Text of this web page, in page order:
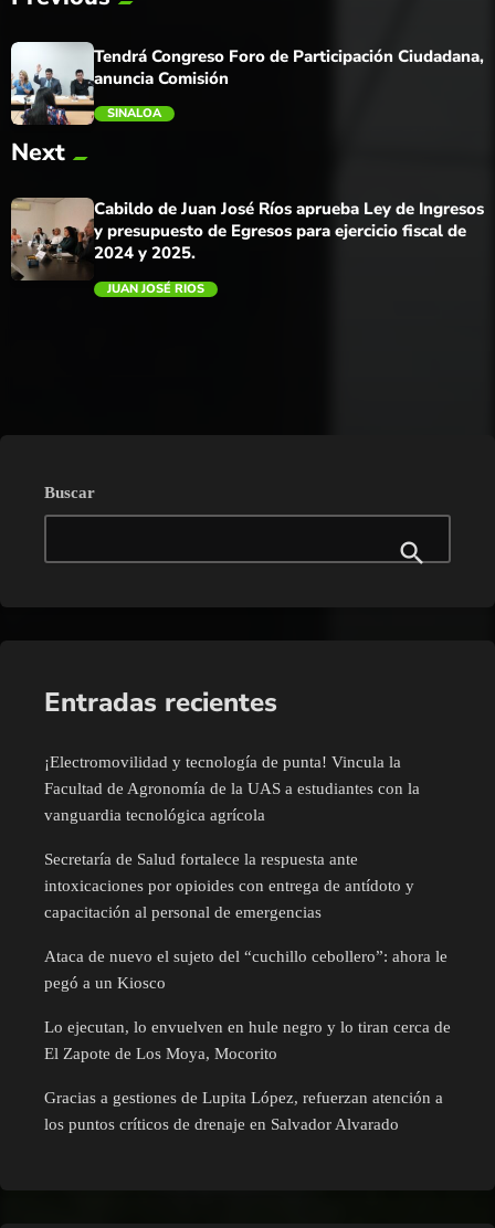
trending_flat
Tendrá Congreso Foro de Participación Ciudadana,
anuncia Comisión
SINALOA
Next
Cabildo de Juan José Ríos aprueba Ley de Ingresos
y presupuesto de Egresos para ejercicio fiscal de
2024 y 2025.
JUAN JOSÉ RIOS
Buscar
Entradas recientes
¡Electromovilidad y tecnología de punta! Vincula la
Facultad de Agronomía de la UAS a estudiantes con la
vanguardia tecnológica agrícola
Secretaría de Salud fortalece la respuesta ante
intoxicaciones por opioides con entrega de antídoto y
capacitación al personal de emergencias
Ataca de nuevo el sujeto del “cuchillo cebollero”: ahora le
pegó a un Kiosco
Lo ejecutan, lo envuelven en hule negro y lo tiran cerca de
El Zapote de Los Moya, Mocorito
Gracias a gestiones de Lupita López, refuerzan atención a
los puntos críticos de drenaje en Salvador Alvarado